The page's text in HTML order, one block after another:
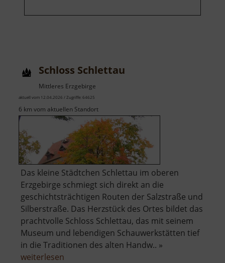
Schloss Schlettau
Mittleres Erzgebirge
aktuell vom 12.04.2026 / Zugriffe: 64625
6 km vom aktuellen Standort
Das kleine Städtchen Schlettau im oberen
Erzgebirge schmiegt sich direkt an die
geschichtsträchtigen Routen der Salzstraße und
Silberstraße. Das Herzstück des Ortes bildet das
prachtvolle Schloss Schlettau, das mit seinem
Museum und lebendigen Schauwerkstätten tief
in die Traditionen des alten Handw.. »
weiterlesen